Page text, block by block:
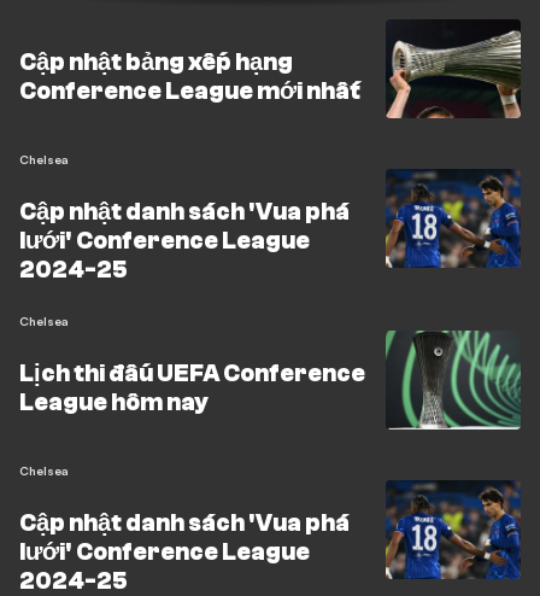
Cập nhật bảng xếp hạng
Conference League mới nhất
Chelsea
Cập nhật danh sách 'Vua phá
lưới' Conference League
2024-25
Chelsea
Lịch thi đấu UEFA Conference
League hôm nay
Chelsea
Cập nhật danh sách 'Vua phá
lưới' Conference League
2024-25